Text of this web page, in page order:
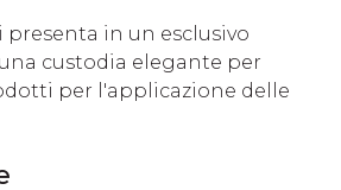
presenta in un esclusivo
custodia elegante per
per l'applicazione delle